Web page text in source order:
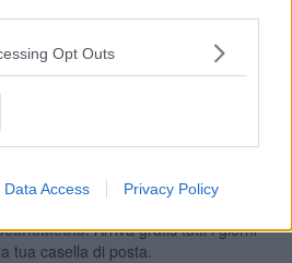
Opt Outs
Data Access Privacy Policy
Arriva gratis tutti i giorni
tua casella di posta.